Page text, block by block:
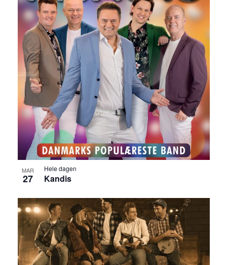
MAR
27
Hele dagen
Kandis